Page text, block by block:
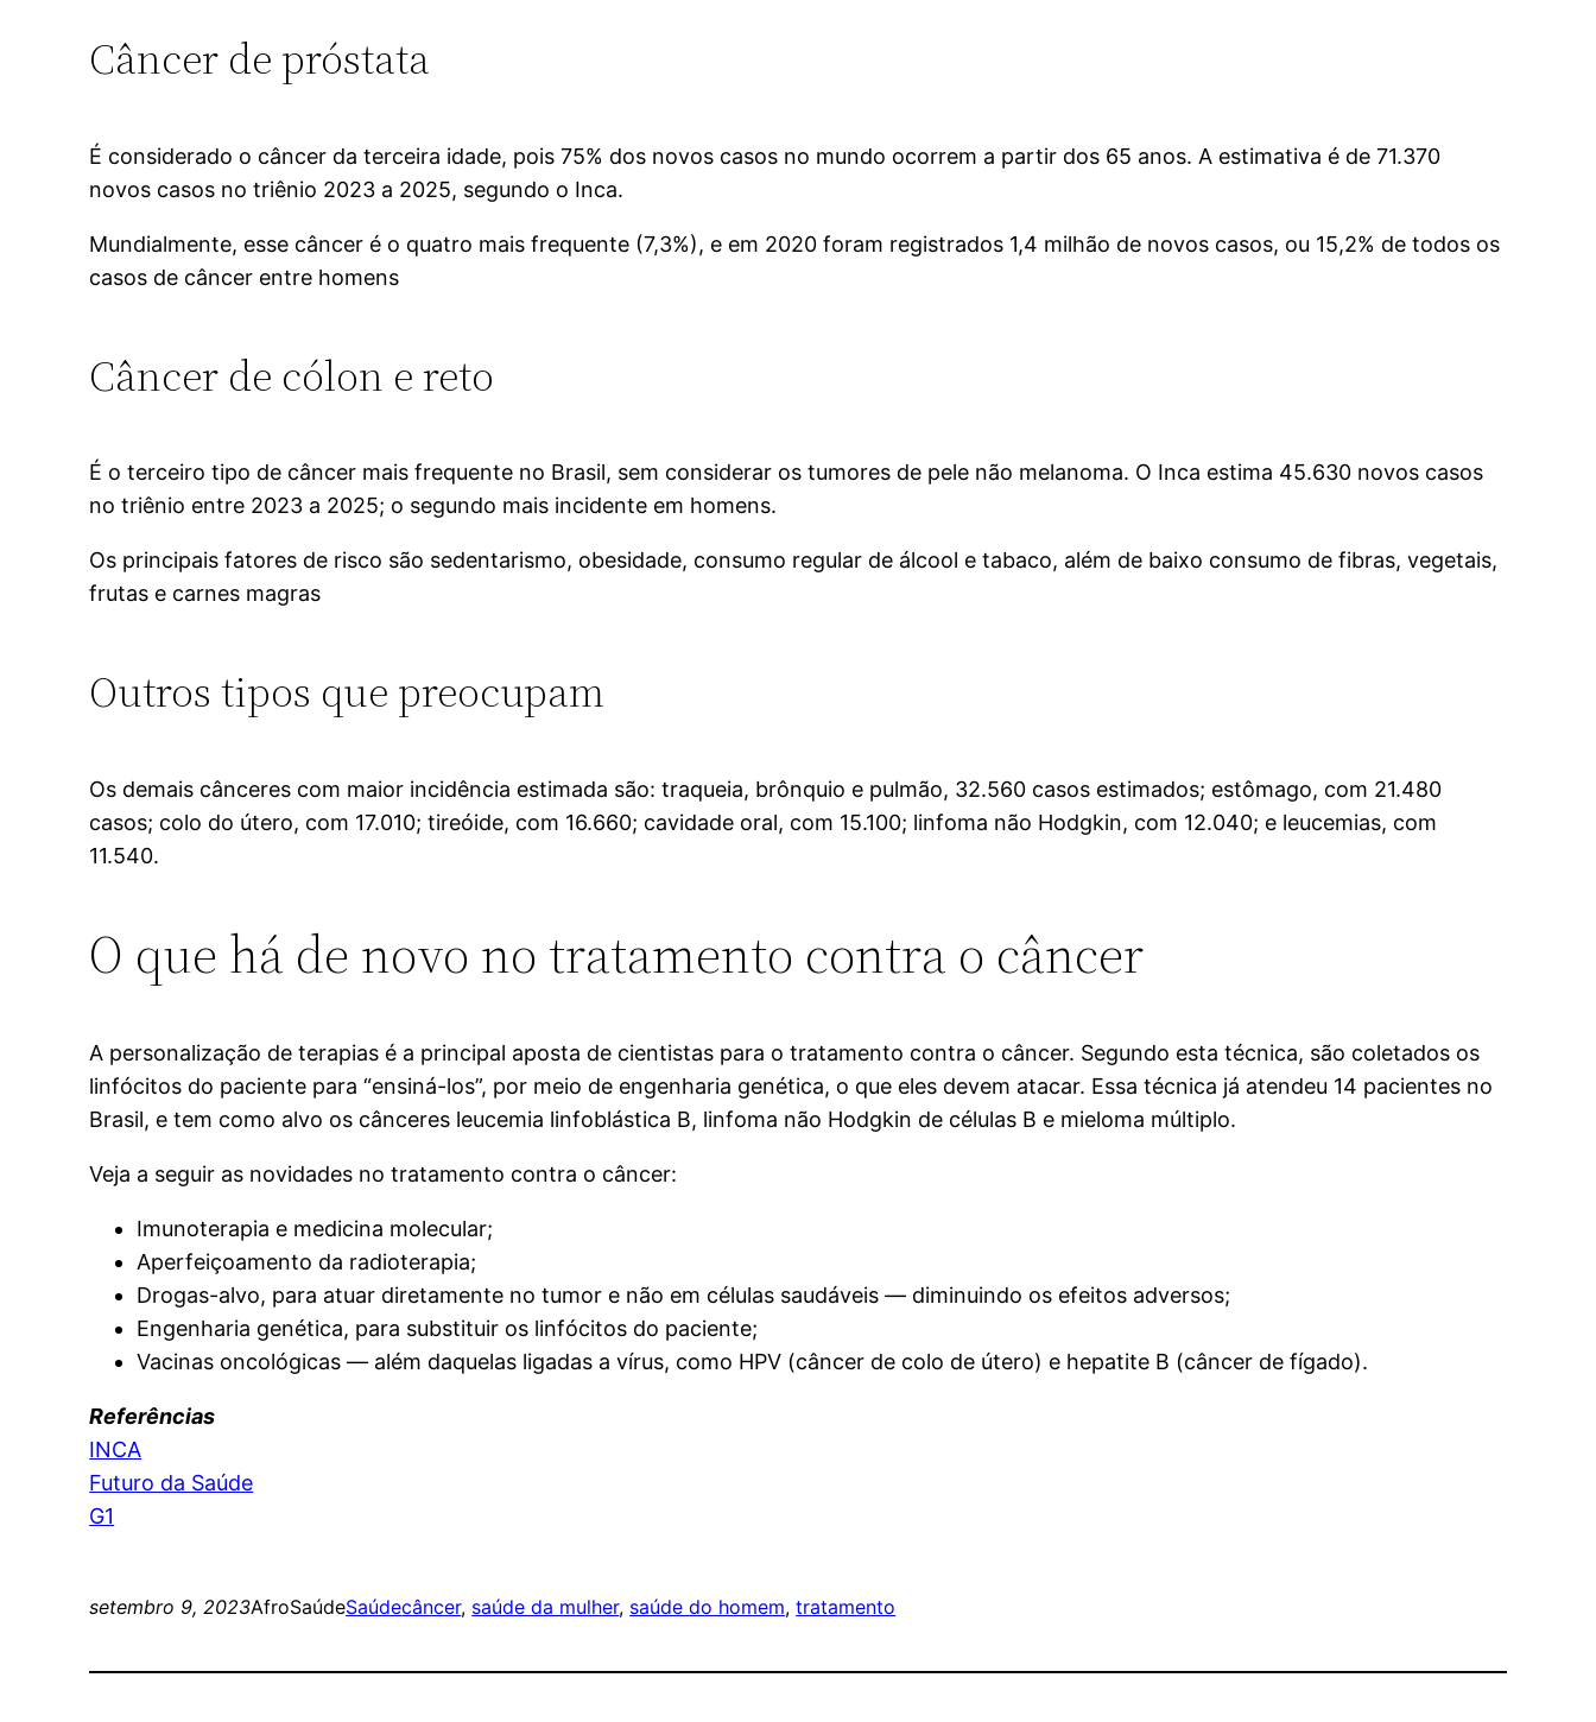
Câncer de próstata
É considerado o câncer da terceira idade, pois 75% dos novos casos no mundo ocorrem a partir dos 65 anos. A estimativa é de 71.370
novos casos no triênio 2023 a 2025, segundo o Inca.
Mundialmente, esse câncer é o quatro mais frequente (7,3%), e em 2020 foram registrados 1,4 milhão de novos casos, ou 15,2% de todos os
casos de câncer entre homens
Câncer de cólon e reto
É o terceiro tipo de câncer mais frequente no Brasil, sem considerar os tumores de pele não melanoma. O Inca estima 45.630 novos casos
no triênio entre 2023 a 2025; o segundo mais incidente em homens.
Os principais fatores de risco são sedentarismo, obesidade, consumo regular de álcool e tabaco, além de baixo consumo de fibras, vegetais,
frutas e carnes magras
Outros tipos que preocupam
Os demais cânceres com maior incidência estimada são: traqueia, brônquio e pulmão, 32.560 casos estimados; estômago, com 21.480
casos; colo do útero, com 17.010; tireóide, com 16.660; cavidade oral, com 15.100; linfoma não Hodgkin, com 12.040; e leucemias, com
11.540.
O que há de novo no tratamento contra o câncer
A personalização de terapias é a principal aposta de cientistas para o tratamento contra o câncer. Segundo esta técnica, são coletados os
linfócitos do paciente para “ensiná-los”, por meio de engenharia genética, o que eles devem atacar. Essa técnica já atendeu 14 pacientes no
Brasil, e tem como alvo os cânceres leucemia linfoblástica B, linfoma não Hodgkin de células B e mieloma múltiplo.
Veja a seguir as novidades no tratamento contra o câncer:
Imunoterapia e medicina molecular;
Aperfeiçoamento da radioterapia;
Drogas-alvo, para atuar diretamente no tumor e não em células saudáveis — diminuindo os efeitos adversos;
Engenharia genética, para substituir os linfócitos do paciente;
Vacinas oncológicas — além daquelas ligadas a vírus, como HPV (câncer de colo de útero) e hepatite B (câncer de fígado).
Referências
INCA
Futuro da Saúde
G1
setembro 9, 2023AfroSaúdeSaúdecâncer, saúde da mulher, saúde do homem, tratamento